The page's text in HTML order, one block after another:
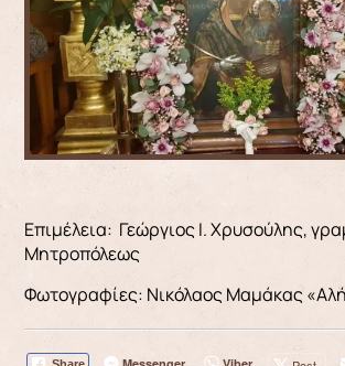
Επιμέλεια: Γεώργιος Ι. Χρυσούλης,
Μητροπόλεως
Φωτογραφίες: Νικόλαος Μαμάκας